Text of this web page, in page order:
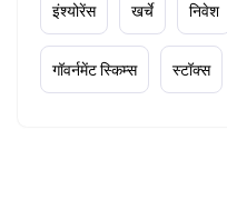
इंश्योरेंस खर्चे निवेश
गॉवर्नमेंट स्किम्स स्टॉक्स